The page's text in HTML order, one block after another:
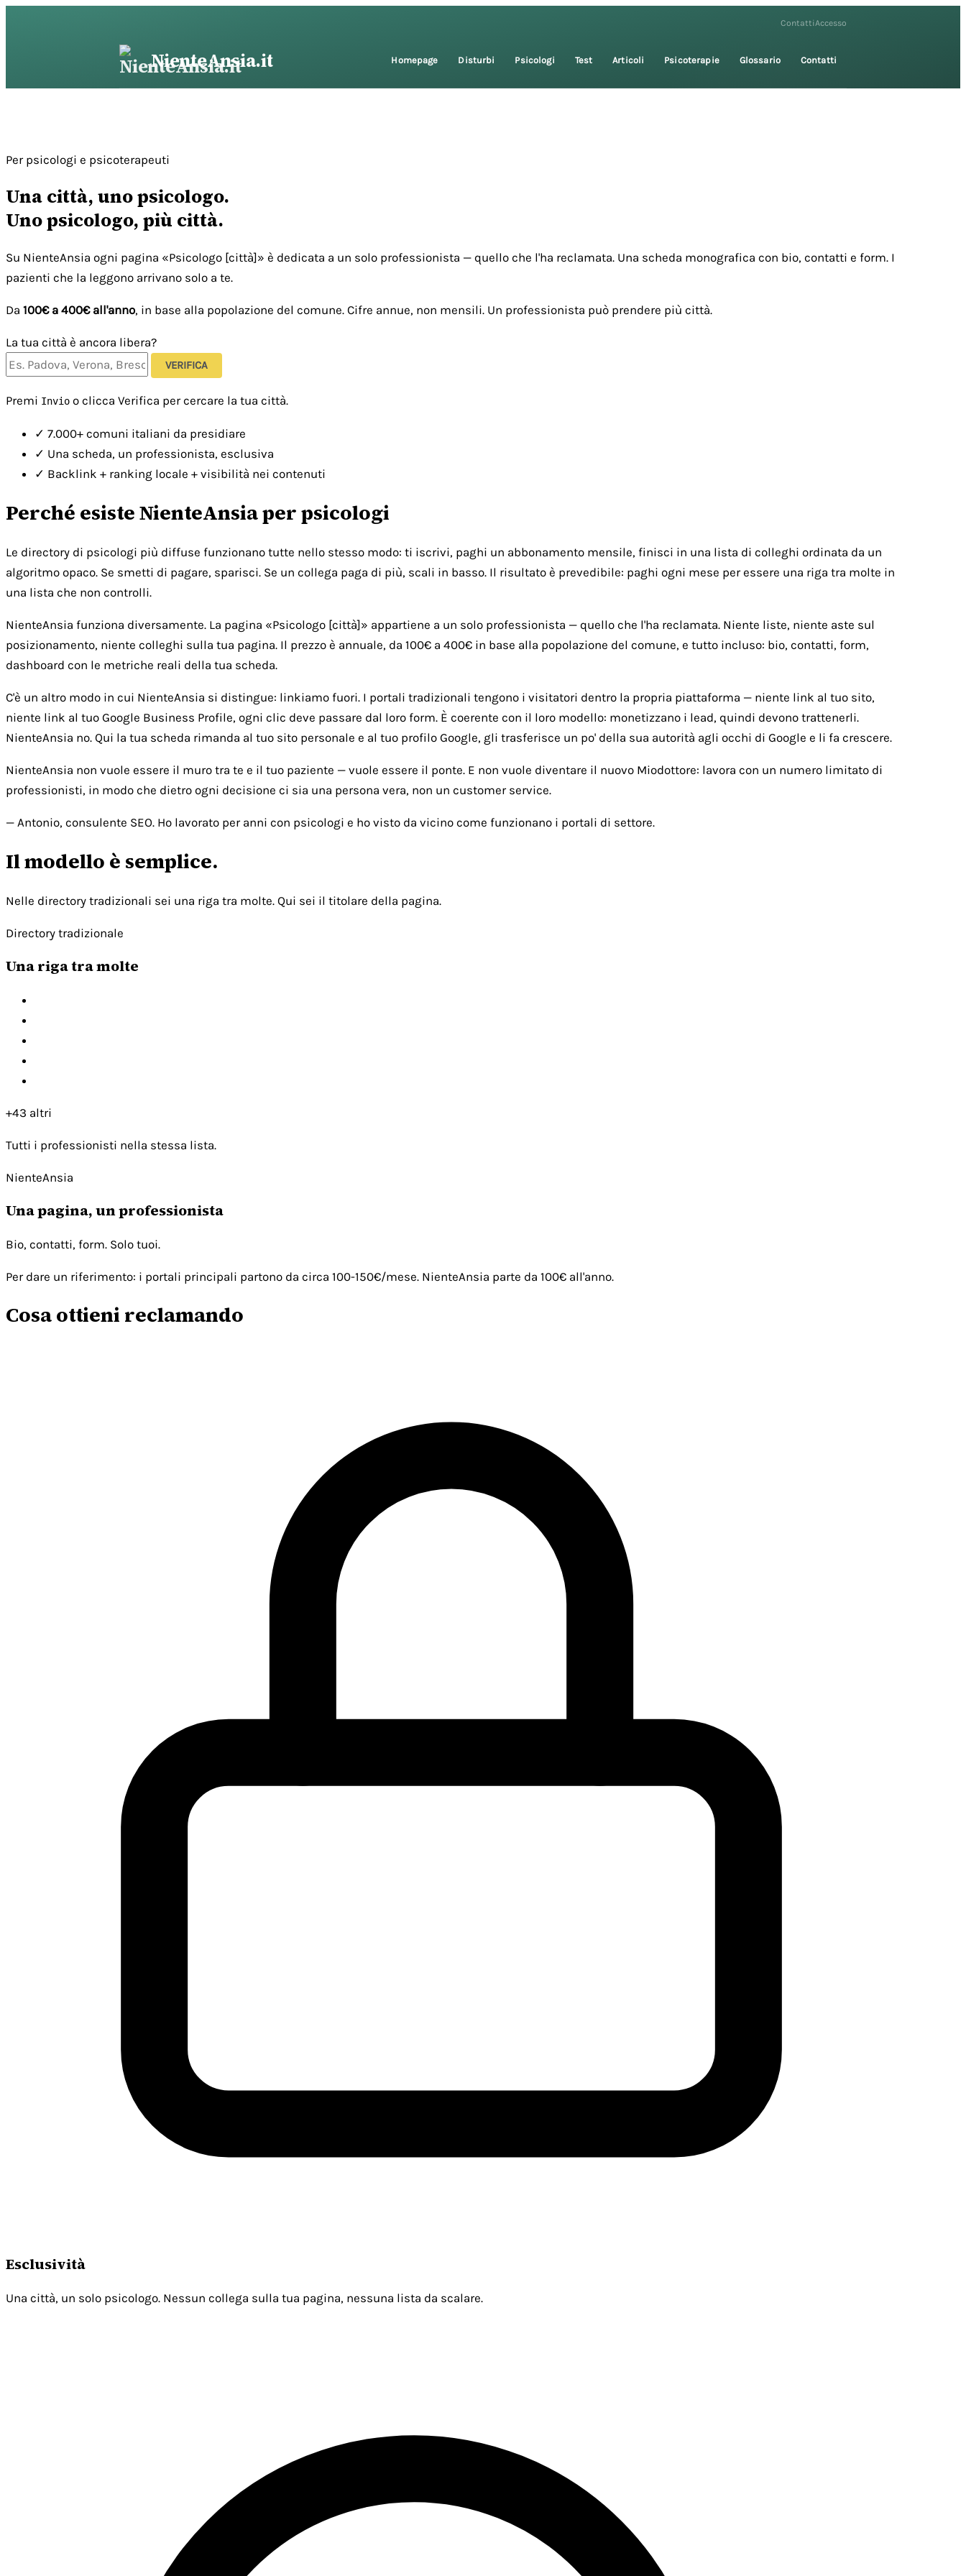
ContattiAccesso
NienteAnsia.it Homepage Disturbi Psicologi Test Articoli Psicoterapie Glossario Contatti
Per psicologi e psicoterapeuti
Una città, uno psicologo.
Uno psicologo, più città.
Su NienteAnsia ogni pagina «Psicologo [città]» è dedicata a un solo professionista — quello che l'ha reclamata. Una scheda monografica con bio, contatti e form. I
pazienti che la leggono arrivano solo a te.
Da 100€ a 400€ all'anno, in base alla popolazione del comune. Cifre annue, non mensili. Un professionista può prendere più città.
La tua città è ancora libera?
VERIFICA
Premi Invio o clicca Verifica per cercare la tua città.
✓ 7.000+ comuni italiani da presidiare
✓ Una scheda, un professionista, esclusiva
✓ Backlink + ranking locale + visibilità nei contenuti
Perché esiste NienteAnsia per psicologi
Le directory di psicologi più diffuse funzionano tutte nello stesso modo: ti iscrivi, paghi un abbonamento mensile, finisci in una lista di colleghi ordinata da un
algoritmo opaco. Se smetti di pagare, sparisci. Se un collega paga di più, scali in basso. Il risultato è prevedibile: paghi ogni mese per essere una riga tra molte in
una lista che non controlli.
NienteAnsia funziona diversamente. La pagina «Psicologo [città]» appartiene a un solo professionista — quello che l'ha reclamata. Niente liste, niente aste sul
posizionamento, niente colleghi sulla tua pagina. Il prezzo è annuale, da 100€ a 400€ in base alla popolazione del comune, e tutto incluso: bio, contatti, form,
dashboard con le metriche reali della tua scheda.
C'è un altro modo in cui NienteAnsia si distingue: linkiamo fuori. I portali tradizionali tengono i visitatori dentro la propria piattaforma — niente link al tuo sito,
niente link al tuo Google Business Profile, ogni clic deve passare dal loro form. È coerente con il loro modello: monetizzano i lead, quindi devono trattenerli.
NienteAnsia no. Qui la tua scheda rimanda al tuo sito personale e al tuo profilo Google, gli trasferisce un po' della sua autorità agli occhi di Google e li fa crescere.
NienteAnsia non vuole essere il muro tra te e il tuo paziente — vuole essere il ponte. E non vuole diventare il nuovo Miodottore: lavora con un numero limitato di
professionisti, in modo che dietro ogni decisione ci sia una persona vera, non un customer service.
— Antonio, consulente SEO. Ho lavorato per anni con psicologi e ho visto da vicino come funzionano i portali di settore.
Il modello è semplice.
Nelle directory tradizionali sei una riga tra molte. Qui sei il titolare della pagina.
Directory tradizionale
Una riga tra molte
+43 altri
Tutti i professionisti nella stessa lista.
NienteAnsia
Una pagina, un professionista
Bio, contatti, form. Solo tuoi.
Per dare un riferimento: i portali principali partono da circa 100-150€/mese. NienteAnsia parte da 100€ all'anno.
Cosa ottieni reclamando
Esclusività
Una città, un solo psicologo. Nessun collega sulla tua pagina, nessuna lista da scalare.